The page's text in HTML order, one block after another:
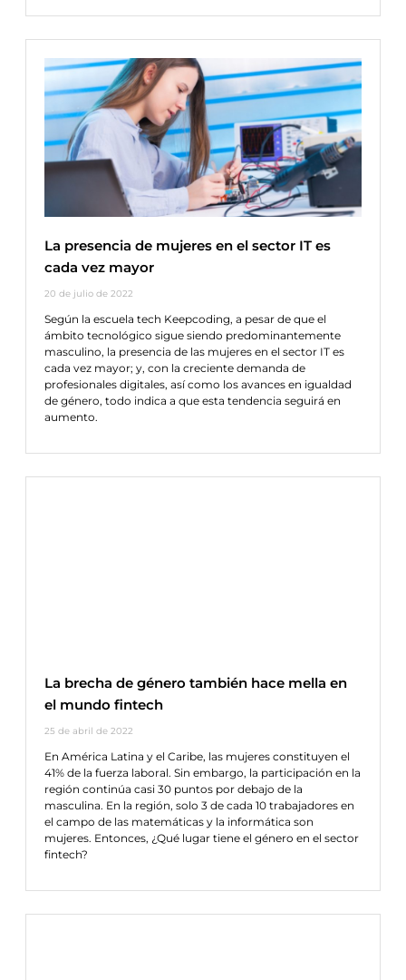
La presencia de mujeres en el sector IT es
cada vez mayor
20 de julio de 2022
Según la escuela tech Keepcoding, a pesar de que el
ámbito tecnológico sigue siendo predominantemente
masculino, la presencia de las mujeres en el sector IT es
cada vez mayor; y, con la creciente demanda de
profesionales digitales, así como los avances en igualdad
de género, todo indica a que esta tendencia seguirá en
aumento.
La brecha de género también hace mella en
el mundo fintech
25 de abril de 2022
En América Latina y el Caribe, las mujeres constituyen el
41% de la fuerza laboral. Sin embargo, la participación en la
región continúa casi 30 puntos por debajo de la
masculina. En la región, solo 3 de cada 10 trabajadores en
el campo de las matemáticas y la informática son
mujeres. Entonces, ¿Qué lugar tiene el género en el sector
fintech?